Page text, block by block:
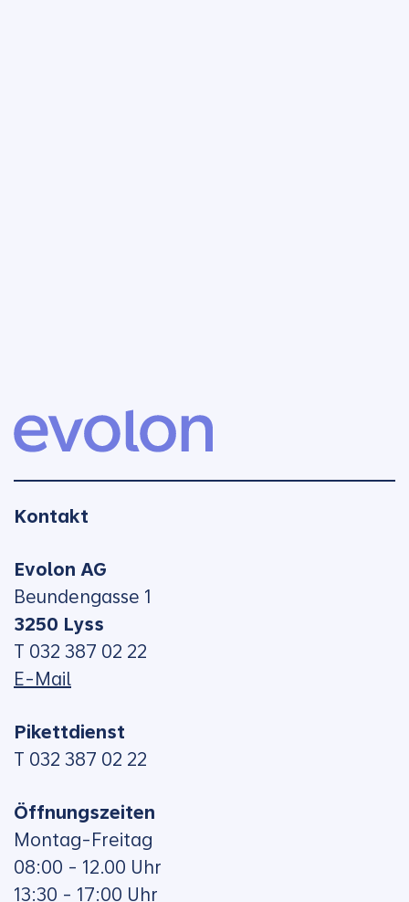
Kontakt
Evolon AG
Beundengasse 1
3250 Lyss
T 032 387 02 22
E-Mail
Pikettdienst
T 032 387 02 22
Öffnungszeiten
Montag-Freitag
08:00 - 12.00 Uhr
13:30 - 17:00 Uhr